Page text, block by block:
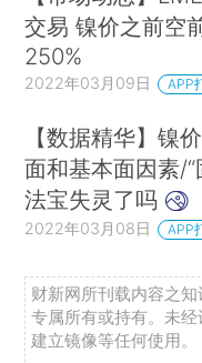
交易 镍价之前空
250%
2022年03月09日 APP
【数据精华】镍
面和基本面因素/
法宝失灵了吗
2022年03月08日 APP
财新网所刊载内容之
专属所有或持有。未
建立镜像等任何使用。